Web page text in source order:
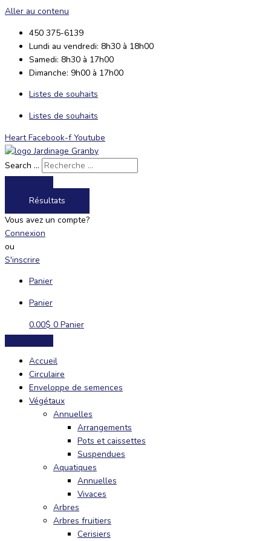
Aller au contenu
450 375-6139
Lundi au vendredi: 8h30 à 18h00
Samedi: 8h30 à 17h00
Dimanche: 9h00 à 17h00
Listes de souhaits
Listes de souhaits
Heart Facebook-f Youtube
Search ...
Résultats
Vous avez un compte?
Connexion
ou
S'inscrire
Panier
Panier
0.00$ 0 Panier
Accueil
Circulaire
Enveloppe de semences
Végétaux
Annuelles
Arrangements
Pots et caissettes
Suspendues
Aquatiques
Annuelles
Vivaces
Arbres
Arbres fruitiers
Cerisiers